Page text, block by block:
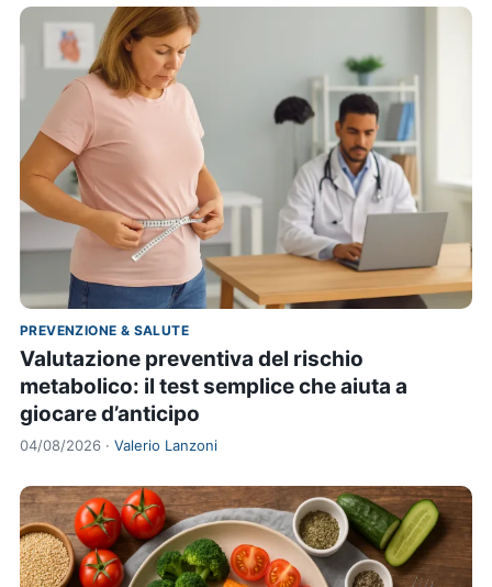
PREVENZIONE & SALUTE
Valutazione preventiva del rischio
metabolico: il test semplice che aiuta a
giocare d’anticipo
04/08/2026 · Valerio Lanzoni